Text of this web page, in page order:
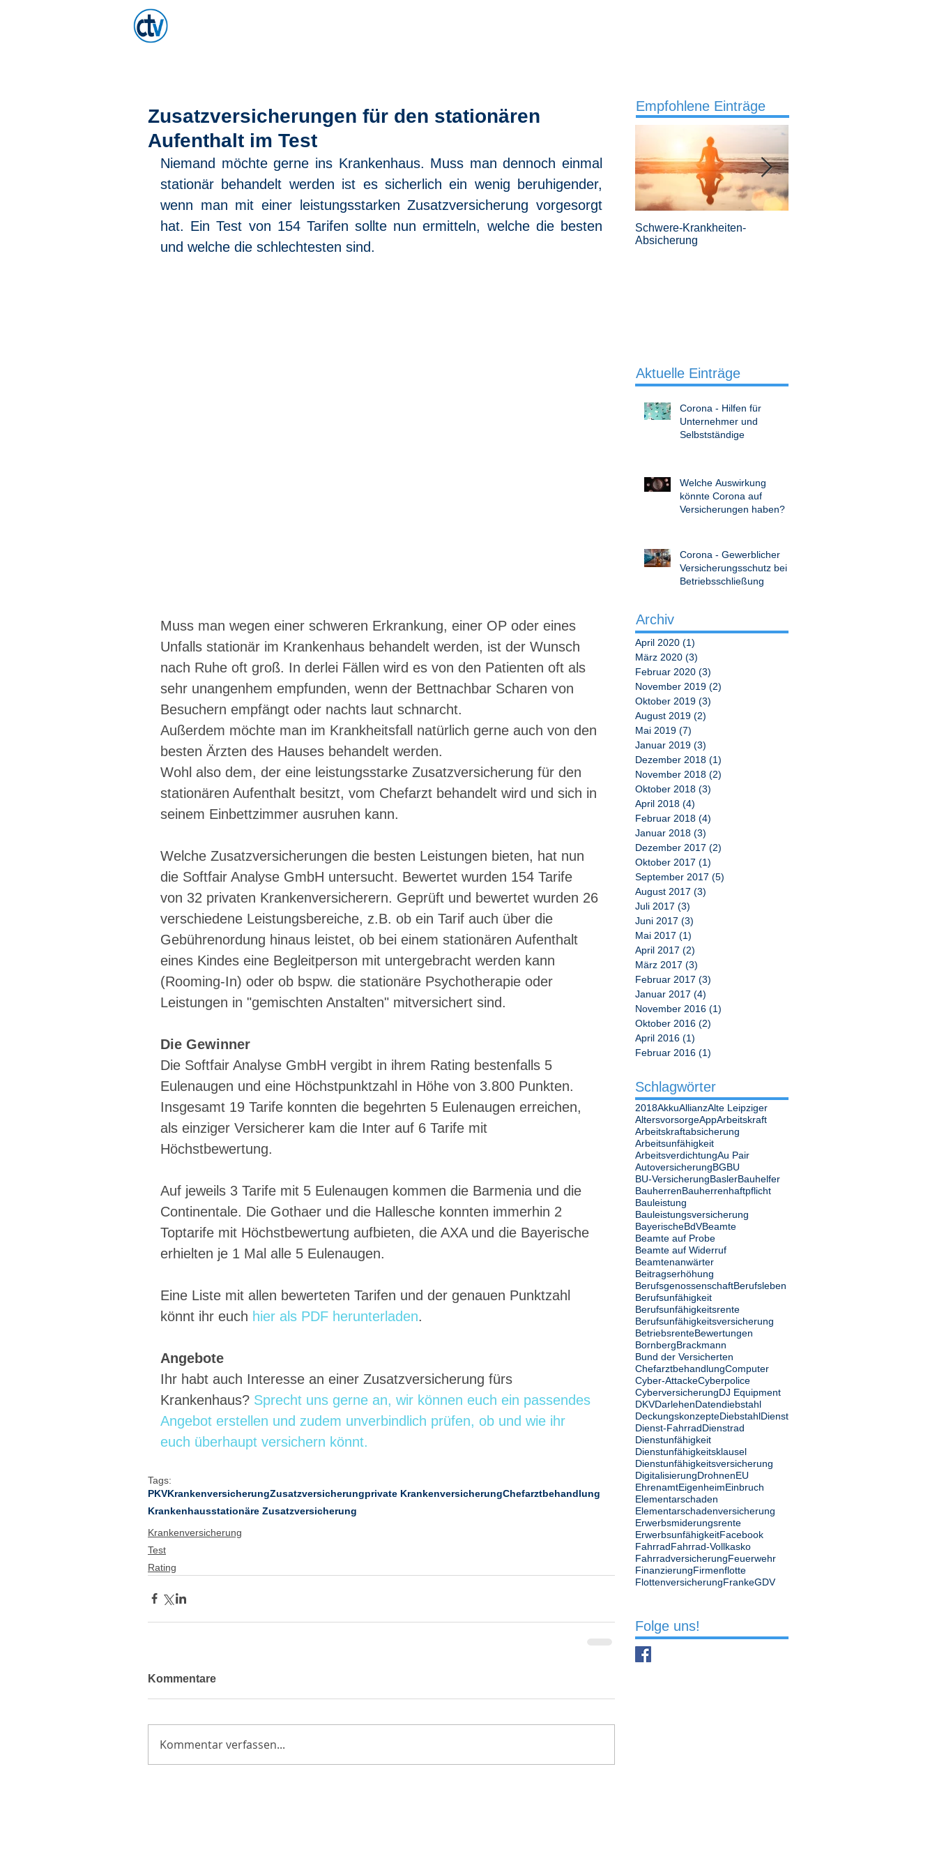
Zusatzversicherungen für den stationären
Aufenthalt im Test
Niemand möchte gerne ins Krankenhaus. Muss man dennoch einmal
stationär behandelt werden ist es sicherlich ein wenig beruhigender,
wenn man mit einer leistungsstarken Zusatzversicherung vorgesorgt
hat. Ein Test von 154 Tarifen sollte nun ermitteln, welche die besten
und welche die schlechtesten sind.
Muss man wegen einer schweren Erkrankung, einer OP oder eines
Unfalls stationär im Krankenhaus behandelt werden, ist der Wunsch
nach Ruhe oft groß. In derlei Fällen wird es von den Patienten oft als
sehr unangenhem empfunden, wenn der Bettnachbar Scharen von
Besuchern empfängt oder nachts laut schnarcht.
Außerdem möchte man im Krankheitsfall natürlich gerne auch von den
besten Ärzten des Hauses behandelt werden.
Wohl also dem, der eine leistungsstarke Zusatzversicherung für den
stationären Aufenthalt besitzt, vom Chefarzt behandelt wird und sich in
seinem Einbettzimmer ausruhen kann.
Welche Zusatzversicherungen die besten Leistungen bieten, hat nun
die Softfair Analyse GmbH untersucht. Bewertet wurden 154 Tarife
von 32 privaten Krankenversicherern. Geprüft und bewertet wurden 26
verschiedene Leistungsbereiche, z.B. ob ein Tarif auch über die
Gebührenordung hinaus leistet, ob bei einem stationären Aufenthalt
eines Kindes eine Begleitperson mit untergebracht werden kann
(Rooming-In) oder ob bspw. die stationäre Psychotherapie oder
Leistungen in "gemischten Anstalten" mitversichert sind.
Die Gewinner
Die Softfair Analyse GmbH vergibt in ihrem Rating bestenfalls 5
Eulenaugen und eine Höchstpunktzahl in Höhe von 3.800 Punkten.
Insgesamt 19 Tarife konnten die begehrten 5 Eulenaugen erreichen,
als einziger Versicherer kam die Inter auf 6 Tarife mit
Höchstbewertung.
Auf jeweils 3 Tarife mit 5 Eulenaugen kommen die Barmenia und die
Continentale. Die Gothaer und die Hallesche konnten immerhin 2
Toptarife mit Höchstbewertung aufbieten, die AXA und die Bayerische
erhielten je 1 Mal alle 5 Eulenaugen.
Eine Liste mit allen bewerteten Tarifen und der genauen Punktzahl
könnt ihr euch hier als PDF herunterladen.
Angebote
Ihr habt auch Interesse an einer Zusatzversicherung fürs
Krankenhaus? Sprecht uns gerne an, wir können euch ein passendes
Angebot erstellen und zudem unverbindlich prüfen, ob und wie ihr
euch überhaupt versichern könnt.
Tags:
PKVKrankenversicherungZusatzversicherungprivate KrankenversicherungChefarztbehandlung
Krankenhausstationäre Zusatzversicherung
Krankenversicherung
Test
Rating
Kommentare
Kommentar verfassen...
Empfohlene Einträge
Schwere-Krankheiten-
Absicherung
Aktuelle Einträge
Corona - Hilfen für
Unternehmer und
Selbstständige
Welche Auswirkung
könnte Corona auf
Versicherungen haben?
Corona - Gewerblicher
Versicherungsschutz bei
Betriebsschließung
Archiv
April 2020 (1)
März 2020 (3)
Februar 2020 (3)
November 2019 (2)
Oktober 2019 (3)
August 2019 (2)
Mai 2019 (7)
Januar 2019 (3)
Dezember 2018 (1)
November 2018 (2)
Oktober 2018 (3)
April 2018 (4)
Februar 2018 (4)
Januar 2018 (3)
Dezember 2017 (2)
Oktober 2017 (1)
September 2017 (5)
August 2017 (3)
Juli 2017 (3)
Juni 2017 (3)
Mai 2017 (1)
April 2017 (2)
März 2017 (3)
Februar 2017 (3)
Januar 2017 (4)
November 2016 (1)
Oktober 2016 (2)
April 2016 (1)
Februar 2016 (1)
Schlagwörter
2018AkkuAllianzAlte Leipziger
AltersvorsorgeAppArbeitskraft
Arbeitskraftabsicherung
Arbeitsunfähigkeit
ArbeitsverdichtungAu Pair
AutoversicherungBGBU
BU-VersicherungBaslerBauhelfer
BauherrenBauherrenhaftpflicht
Bauleistung
Bauleistungsversicherung
BayerischeBdVBeamte
Beamte auf Probe
Beamte auf Widerruf
Beamtenanwärter
Beitragserhöhung
BerufsgenossenschaftBerufsleben
Berufsunfähigkeit
Berufsunfähigkeitsrente
Berufsunfähigkeitsversicherung
BetriebsrenteBewertungen
BornbergBrackmann
Bund der Versicherten
ChefarztbehandlungComputer
Cyber-AttackeCyberpolice
CyberversicherungDJ Equipment
DKVDarlehenDatendiebstahl
DeckungskonzepteDiebstahlDienst
Dienst-FahrradDienstrad
Dienstunfähigkeit
Dienstunfähigkeitsklausel
Dienstunfähigkeitsversicherung
DigitalisierungDrohnenEU
EhrenamtEigenheimEinbruch
Elementarschaden
Elementarschadenversicherung
Erwerbsmiderungsrente
ErwerbsunfähigkeitFacebook
FahrradFahrrad-Vollkasko
FahrradversicherungFeuerwehr
FinanzierungFirmenflotte
FlottenversicherungFrankeGDV
Folge uns!